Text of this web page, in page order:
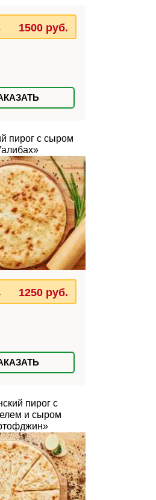
1500 руб.
пирог с сыром
1250 руб.
пирог с
и сыром